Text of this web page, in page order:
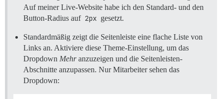
Auf meiner Live-Website habe ich den Standard- und den
Button-Radius auf 2px gesetzt.
Standardmäßig zeigt die Seitenleiste eine flache Liste von
Links an. Aktiviere diese Theme-Einstellung, um das
Dropdown Mehranzuzeigen und die Seitenleisten-
Abschnitte anzupassen. Nur Mitarbeiter sehen das
Dropdown: